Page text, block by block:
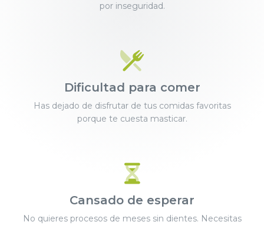
por inseguridad.
Dificultad para comer
Has dejado de disfrutar de tus comidas favoritas
porque te cuesta masticar.
Cansado de esperar
No quieres procesos de meses sin dientes. Necesitas